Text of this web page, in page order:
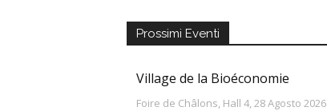
Prossimi Eventi
Village de la Bioéconomie
Foire de Châlons, Hall 4, 28 Agosto 2026